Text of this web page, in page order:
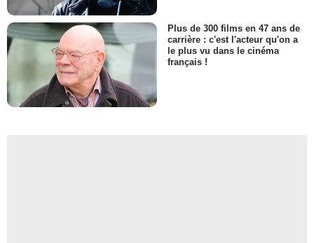
Plus de 300 films en 47 ans de
carrière : c'est l'acteur qu'on a
le plus vu dans le cinéma
français !